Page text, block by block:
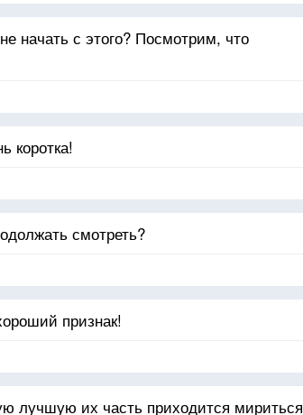
начать с этого? Посмотрим, что
коротка!
смотреть?
признак!
лучшую их часть приходится мириться